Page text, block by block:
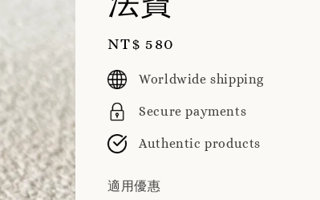
Regular
price
NT$ 580
Worldwide shipping
Secure payments
Authentic products
適用優惠